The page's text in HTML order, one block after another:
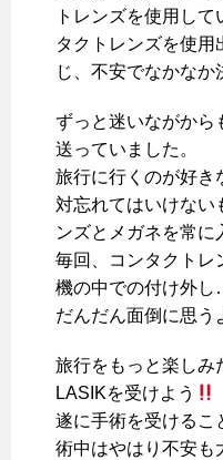
トレンズを使用し
タクトレンズを使
じ、不安でなかなか
ずっと迷いながから
送っていました。
旅行に行くのが好き
対忘れてはいけない
ンズとメガネを常に
毎回、コンタクトレ
機の中での付け外
だんだん面倒に思う
旅行をもっと楽しみ
LASIKを受けよう
遂に手術を受けるこ
術中はやはり不安も